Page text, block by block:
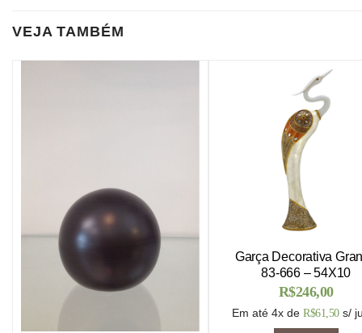
VEJA TAMBÉM
Garça Decorativa
83-666 – 54X10
R$246,00
Em até 4x de R$61,50 s/